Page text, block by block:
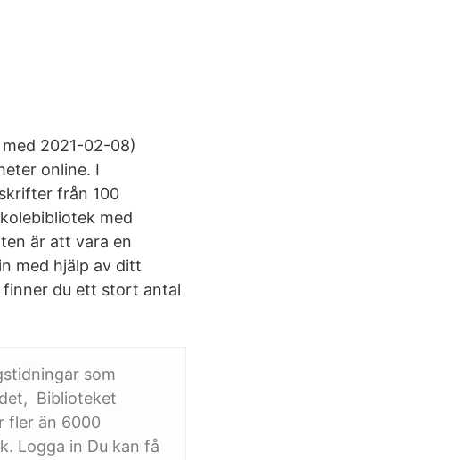
2021-02-08)
online. I
från 100
med
är att vara en
med hjälp av ditt
finner du ett stort antal
som
Biblioteket
fler än 6000
Logga in Du kan få